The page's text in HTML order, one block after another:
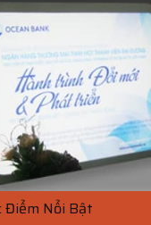
Điểm Nổi Bật